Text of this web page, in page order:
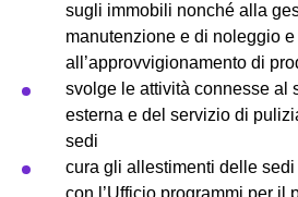
sugli immobili nonché alla
manutenzione e di noleggio e
all’approvvigionamento di
svolge le attività connesse al
esterna e del servizio di
sedi
cura gli allestimenti delle
con l’Ufficio programmi per il